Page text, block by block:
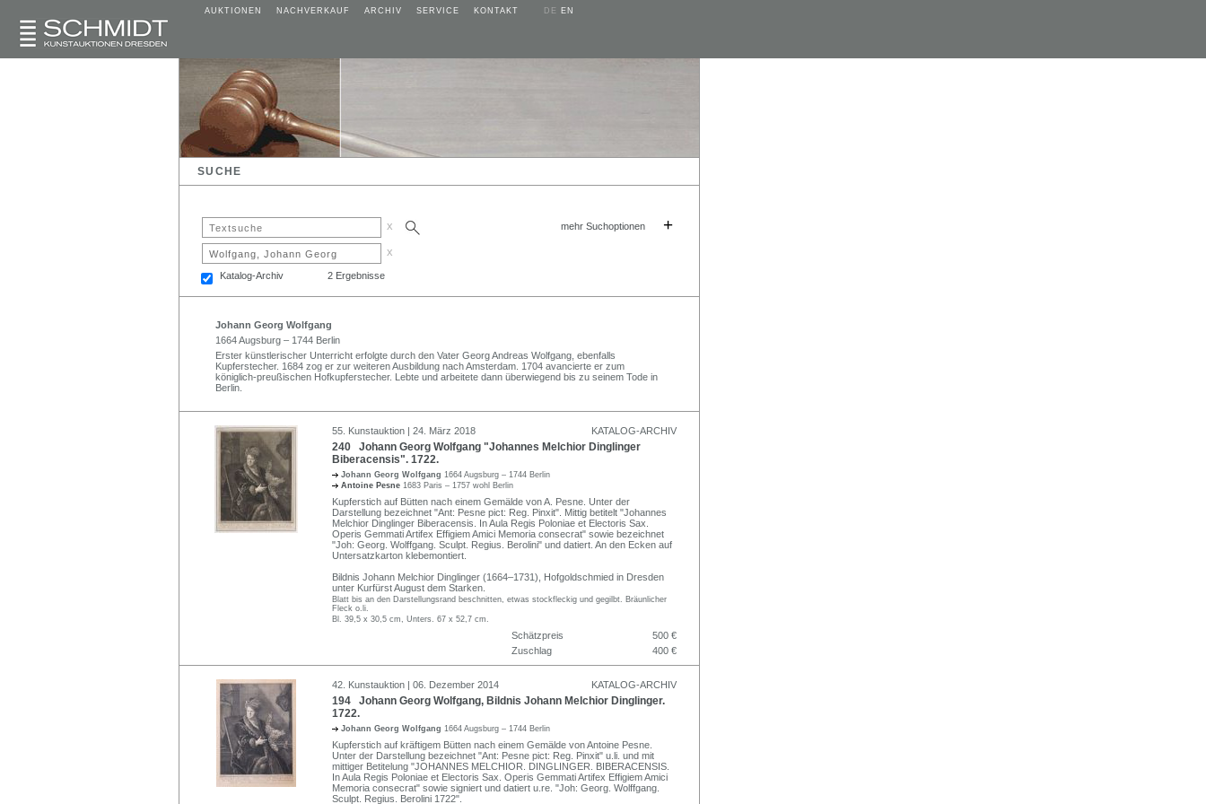
AUKTIONEN NACHVERKAUF ARCHIV SERVICE KONTAKT DE EN
SUCHE
x mehr Suchoptionen +
x
Katalog-Archiv 2 Ergebnisse
Johann Georg Wolfgang
1664 Augsburg – 1744 Berlin
Erster künstlerischer Unterricht erfolgte durch den Vater Georg Andreas Wolfgang, ebenfalls
Kupferstecher. 1684 zog er zur weiteren Ausbildung nach Amsterdam. 1704 avancierte er zum
königlich-preußischen Hofkupferstecher. Lebte und arbeitete dann überwiegend bis zu seinem Tode in
Berlin.
55. Kunstauktion | 24. März 2018 KATALOG-ARCHIV
240 Johann Georg Wolfgang "Johannes Melchior Dinglinger
Biberacensis". 1722.
Johann Georg Wolfgang 1664 Augsburg – 1744 Berlin
Antoine Pesne 1683 Paris – 1757 wohl Berlin
Kupferstich auf Bütten nach einem Gemälde von A. Pesne. Unter der
Darstellung bezeichnet "Ant: Pesne pict: Reg. Pinxit". Mittig betitelt "Johannes
Melchior Dinglinger Biberacensis. In Aula Regis Poloniae et Electoris Sax.
Operis Gemmati Artifex Effigiem Amici Memoria consecrat" sowie bezeichnet
"Joh: Georg. Wolffgang. Sculpt. Regius. Berolini" und datiert. An den Ecken auf
Untersatzkarton klebemontiert.
Bildnis Johann Melchior Dinglinger (1664–1731), Hofgoldschmied in Dresden
unter Kurfürst August dem Starken.
Blatt bis an den Darstellungsrand beschnitten, etwas stockfleckig und gegilbt. Bräunlicher
Fleck o.li.
Bl. 39,5 x 30,5 cm, Unters. 67 x 52,7 cm.
Schätzpreis
500 €
Zuschlag
400 €
42. Kunstauktion | 06. Dezember 2014 KATALOG-ARCHIV
194 Johann Georg Wolfgang, Bildnis Johann Melchior Dinglinger.
1722.
Johann Georg Wolfgang 1664 Augsburg – 1744 Berlin
Kupferstich auf kräftigem Bütten nach einem Gemälde von Antoine Pesne.
Unter der Darstellung bezeichnet "Ant: Pesne pict: Reg. Pinxit" u.li. und mit
mittiger Betitelung "JOHANNES MELCHIOR. DINGLINGER. BIBERACENSIS.
In Aula Regis Poloniae et Electoris Sax. Operis Gemmati Artifex Effigiem Amici
Memoria consecrat" sowie signiert und datiert u.re. "Joh: Georg. Wolffgang.
Sculpt. Regius. Berolini 1722".